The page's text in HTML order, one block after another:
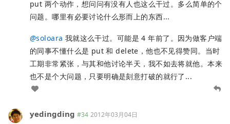
put 两个动作，想问问有没有人也这么干过。多么简单的个
问题。哪里有必要讨论什么形而上的东西...
@soloara 我就这么干过。可能是 4 年前了。因为做客户端
的同事不懂什么是 put 和 delete，他也不见得赞同。当时
工期非常紧张，与其和他讨论半天，我不如去将就他。本来
也不是个大问题，只要明确是刻意打破的就行了...
yedingding #34 2012年03月04日